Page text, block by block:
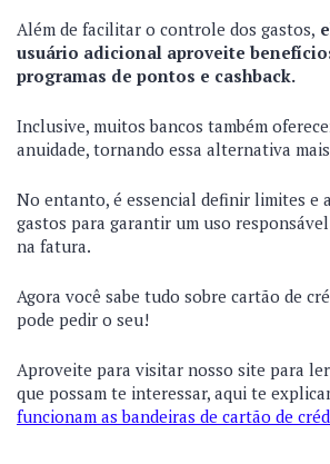
Além de facilitar o controle dos gastos,
usuário adicional aproveite
programas de pontos e cashback.
Inclusive, muitos bancos também
anuidade, tornando essa alternativa
No entanto, é essencial definir limites e
gastos para garantir um uso
na fatura.
Agora você sabe tudo sobre cartão de
pode pedir o seu!
Aproveite para visitar nosso site para
que possam te interessar, aqui te
funcionam as bandeiras de cartão de